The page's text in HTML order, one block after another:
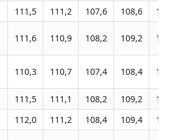
111,5 111,2 107,6 108,6
111,6 110,9 108,2 109,2
110,3 110,7 107,4 108,4
111,5 111,1 108,2 109,2
112,0 111,2 108,4 109,4